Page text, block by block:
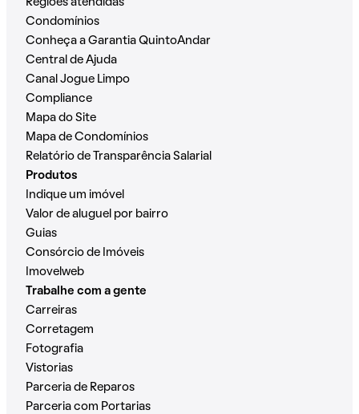
Regiões atendidas
Condomínios
Conheça a Garantia QuintoAndar
Central de Ajuda
Canal Jogue Limpo
Compliance
Mapa do Site
Mapa de Condomínios
Relatório de Transparência Salarial
Produtos
Indique um imóvel
Valor de aluguel por bairro
Guias
Consórcio de Imóveis
Imovelweb
Trabalhe com a gente
Carreiras
Corretagem
Fotografia
Vistorias
Parceria de Reparos
Parceria com Portarias